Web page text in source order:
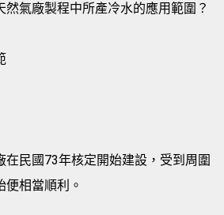
然氣廠製程中所產冷水的應用範圍？
在民國73年核定開始建設，受到周圍
便相當順利。